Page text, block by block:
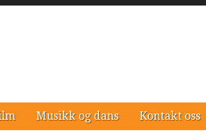
Musikk og dans Kontakt oss